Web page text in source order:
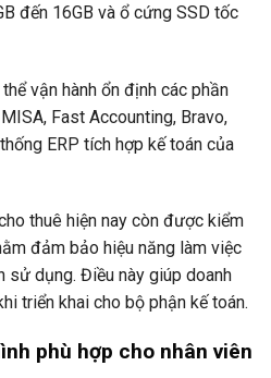
đến 16GB và ổ cứng SSD tốc
vận hành ổn định các phần
Fast Accounting, Bravo,
ERP tích hợp kế toán của
thuê hiện nay còn được kiểm
đảm bảo hiệu năng làm việc
sử dụng. Điều này giúp doanh
triển khai cho bộ phận kế toán.
phù hợp cho nhân viên